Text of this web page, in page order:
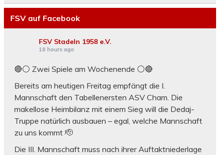
FSV auf Facebook
FSV Stadeln 1958 e.V.
18 hours ago
🔴⚪ Zwei Spiele am Wochenende ⚪️🔴
Bereits am heutigen Freitag empfängt die I.
Mannschaft den Tabellenersten ASV Cham. Die
makellose Heimbilanz mit einem Sieg will die Dedaj-
Truppe natürlich ausbauen – egal, welche Mannschaft
zu uns kommt 🫡
Die III. Mannschaft muss nach ihrer Auftaktniederlage